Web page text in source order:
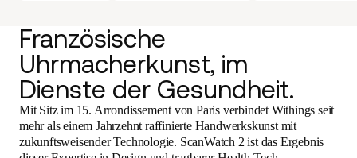
Französische
Uhrmacherkunst, im
Dienste der Gesundheit.
Mit Sitz im 15. Arrondissement von Paris verbindet Withings seit
mehr als einem Jahrzehnt raffinierte Handwerkskunst mit
zukunftsweisender Technologie. ScanWatch 2 ist das Ergebnis